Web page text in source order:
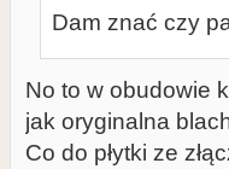
Dam znać czy
No to w obudowie
jak oryginalna
Co do płytki ze